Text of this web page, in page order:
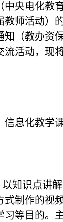
央电化教
师活动）
知（教办资
活动，现
息化教学
知识点讲
制作的视
等目的。